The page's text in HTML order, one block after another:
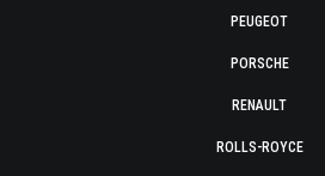
PEUGEOT
PORSCHE
RENAULT
ROLLS-ROYCE